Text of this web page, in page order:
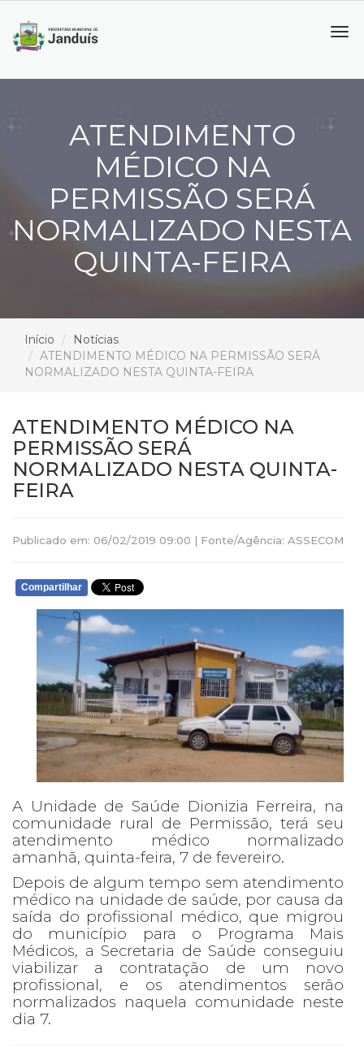
ATENDIMENTO
MÉDICO NA
PERMISSÃO SERÁ
NORMALIZADO NESTA
QUINTA-FEIRA
Início
Notícias
ATENDIMENTO MÉDICO NA PERMISSÃO SERÁ
NORMALIZADO NESTA QUINTA-FEIRA
ATENDIMENTO MÉDICO NA
PERMISSÃO SERÁ
NORMALIZADO NESTA QUINTA-
FEIRA
Publicado em: 06/02/2019 09:00 | Fonte/Agência: ASSECOM
Compartilhar
A Unidade de Saúde Dionizia Ferreira, na
comunidade rural de Permissão, terá seu
atendimento médico normalizado
amanhã, quinta-feira, 7 de fevereiro.
Depois de algum tempo sem atendimento
médico na unidade de saúde, por causa da
saída do profissional médico, que migrou
do município para o Programa Mais
Médicos, a Secretaria de Saúde conseguiu
viabilizar a contratação de um novo
profissional, e os atendimentos serão
normalizados naquela comunidade neste
dia 7.